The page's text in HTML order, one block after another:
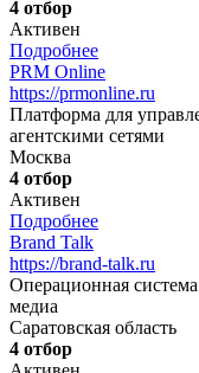
4 отбор
Активен
Подробнее
PRM Online
https://prmonline.ru
Платформа для
агентскими сетями
Москва
4 отбор
Активен
Подробнее
Brand Talk
https://brand-talk.ru
Операционная
медиа
Саратовская область
4 отбор